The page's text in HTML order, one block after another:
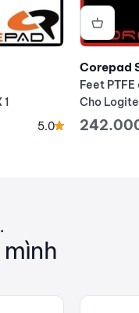
1
5.0
Corepad
Feet
Cho
Giá